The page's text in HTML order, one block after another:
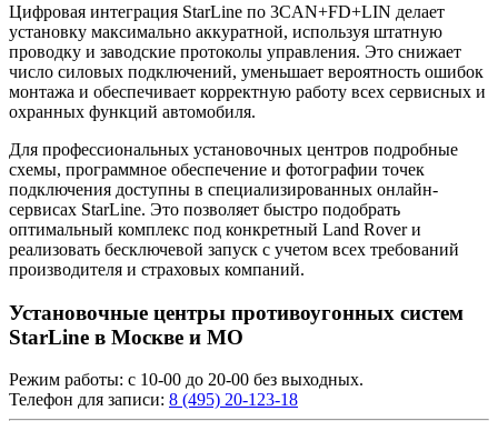
Цифровая интеграция StarLine по 3CAN+FD+LIN делает
установку максимально аккуратной, используя штатную
проводку и заводские протоколы управления. Это снижает
число силовых подключений, уменьшает вероятность ошибок
монтажа и обеспечивает корректную работу всех сервисных и
охранных функций автомобиля.
Для профессиональных установочных центров подробные
схемы, программное обеспечение и фотографии точек
подключения доступны в специализированных онлайн-
сервисах StarLine. Это позволяет быстро подобрать
оптимальный комплекс под конкретный Land Rover и
реализовать бесключевой запуск с учетом всех требований
производителя и страховых компаний.
Установочные центры противоугонных систем
StarLine в Москве и МО
Режим работы: с 10-00 до 20-00 без выходных.
Телефон для записи: 8 (495) 20-123-18